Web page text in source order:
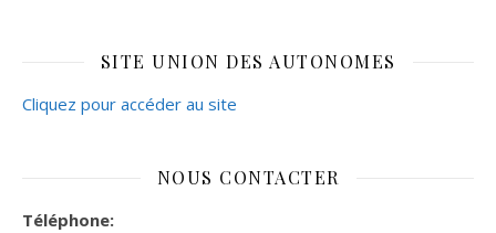
SITE UNION DES AUTONOMES
Cliquez pour accéder au site
NOUS CONTACTER
Téléphone: